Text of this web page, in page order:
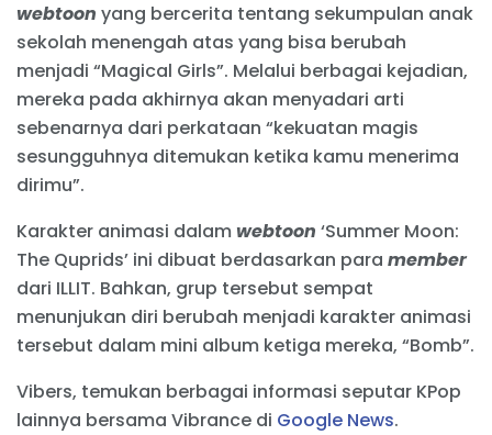
webtoon yang bercerita tentang sekumpulan anak
sekolah menengah atas yang bisa berubah
menjadi “Magical Girls”. Melalui berbagai kejadian,
mereka pada akhirnya akan menyadari arti
sebenarnya dari perkataan “kekuatan magis
sesungguhnya ditemukan ketika kamu menerima
dirimu”.
Karakter animasi dalam webtoon ‘Summer Moon:
The Quprids’ ini dibuat berdasarkan para member
dari ILLIT. Bahkan, grup tersebut sempat
menunjukan diri berubah menjadi karakter animasi
tersebut dalam mini album ketiga mereka, “Bomb”.
Vibers, temukan berbagai informasi seputar KPop
lainnya bersama Vibrance di Google News.